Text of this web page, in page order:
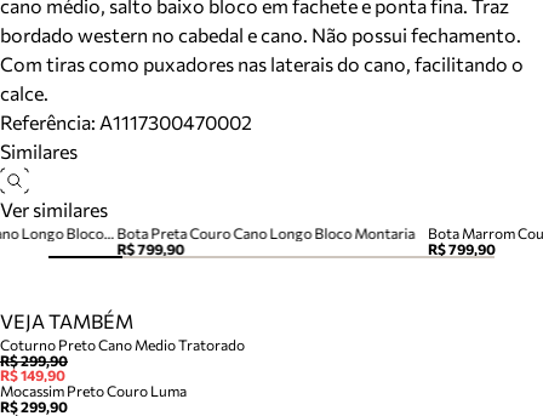
cano médio, salto baixo bloco em fachete e ponta fina. Traz
bordado western no cabedal e cano. Não possui fechamento.
Com tiras como puxadores nas laterais do cano, facilitando o
calce.
Referência: A1117300470002
Similares
Ver similares
Bota Preta Couro Cano Longo Bloco Montaria
R$ 799,90
Bota Marrom
R$ 799,90
Bota Marrom Escura Couro Cano Longo Bloco Montaria
VEJA TAMBÉM
Coturno Preto Cano Medio Tratorado
R$ 299,90
R$ 149,90
Mocassim Preto Couro Luma
R$ 299,90